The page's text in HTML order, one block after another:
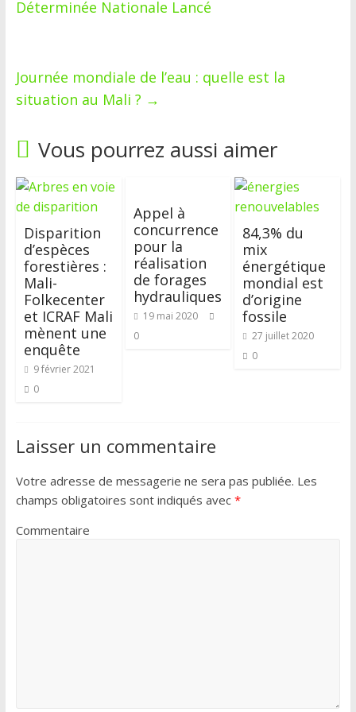
Déterminée Nationale Lancé
Journée mondiale de l’eau : quelle est la
situation au Mali ? →
Vous pourrez aussi aimer
Disparition
d’espèces
forestières :
Mali-
Folkecenter
et ICRAF Mali
mènent une
enquête
9 février 2021
0
Appel à
concurrence
pour la
réalisation
de forages
hydrauliques
19 mai 2020
0
84,3% du
mix
énergétique
mondial est
d’origine
fossile
27 juillet 2020
0
Laisser un commentaire
Votre adresse de messagerie ne sera pas publiée. Les
champs obligatoires sont indiqués avec *
Commentaire